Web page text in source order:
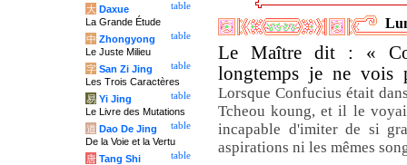
Le Maître dit : «
longtemps je ne vois
Lorsque Confucius était
Tcheou koung, et il le
incapable d'imiter de si
aspirations ni les mêmes
table
大 Daxue
La Grande Étude
table
中 Zhongyong
Le Juste Milieu
table
字 San Zi Jing
Les Trois Caractères
table
易 Yi Jing
Le Livre des Mutations
table
道 Dao De Jing
De la Voie et la Vertu
table
唐 Tang Shi